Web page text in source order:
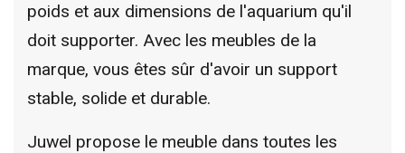
poids et aux dimensions de l'aquarium qu'il
doit supporter. Avec les meubles de la
marque, vous êtes sûr d'avoir un support
stable, solide et durable.
Juwel propose le meuble dans toutes les